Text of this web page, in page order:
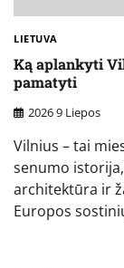
LIETUVA
Ką aplankyti
pamatyti
2026 9 Liepos
Vilnius – tai
senumo
architektūra ir
Europos